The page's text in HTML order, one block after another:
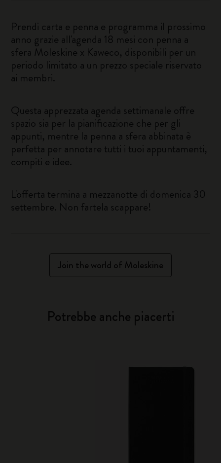
Prendi carta e penna e programma il prossimo
anno grazie all'agenda 18 mesi con penna a
sfera Moleskine x Kaweco, disponibili per un
periodo limitato a un prezzo speciale riservato
ai membri.
Questa apprezzata agenda settimanale offre
spazio sia per la pianificazione che per gli
appunti, mentre la penna a sfera abbinata è
perfetta per annotare tutti i tuoi appuntamenti,
compiti e idee.
L'offerta termina a mezzanotte di domenica 30
settembre. Non fartela scappare!
Join the world of Moleskine
Potrebbe anche piacerti